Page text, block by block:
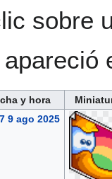
sobre
y hora
9 ago 2025